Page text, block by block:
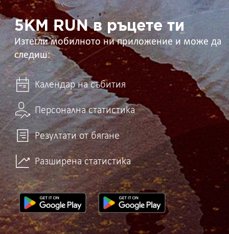
ръцете
ти 5KM RUN в ръцете ти
Изтегли мобилното ни приложение и може да
следиш:
Календар на събития
Персонална статистика
Резултати от бягане
Разширена статистика